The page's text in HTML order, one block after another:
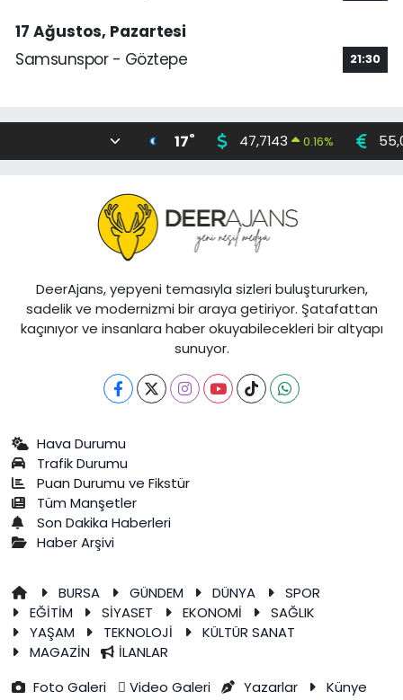
17 Ağustos, Pazartesi
Samsunspor - Göztepe
21:30
17° 47,7143 0.16%
DeerAjans, yepyeni temasıyla sizleri buluştururken,
sadelik ve modernizmi bir araya getiriyor. Şatafattan
kaçınıyor ve insanlara haber okuyabilecekleri bir altyapı
sunuyor.
Hava Durumu
Trafik Durumu
Puan Durumu ve Fikstür
Tüm Manşetler
Son Dakika Haberleri
Haber Arşivi
BURSA GÜNDEM DÜNYA
SPOR
EĞİTİM
SİYASET EKONOMİ
SAĞLIK
YAŞAM
TEKNOLOJİ
KÜLTÜR SANAT
MAGAZİN
İLANLAR
Foto Galeri
Video Galeri Yazarlar
Künye